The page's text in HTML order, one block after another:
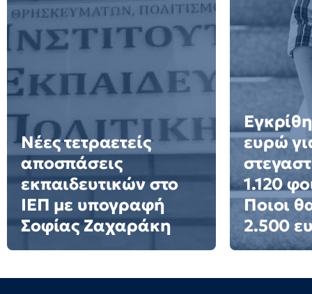
Νέες τετραετείς
αποσπάσεις
εκπαιδευτικών στο
ΙΕΠ με υπογραφή
Σοφίας Ζαχαράκη
ευρώ
1.120
Ποιοι
2.500